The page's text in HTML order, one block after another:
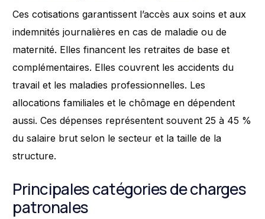
Ces cotisations garantissent l’accès aux soins et aux
indemnités journalières en cas de maladie ou de
maternité. Elles financent les retraites de base et
complémentaires. Elles couvrent les accidents du
travail et les maladies professionnelles. Les
allocations familiales et le chômage en dépendent
aussi. Ces dépenses représentent souvent 25 à 45 %
du salaire brut selon le secteur et la taille de la
structure.
Principales catégories de charges
patronales